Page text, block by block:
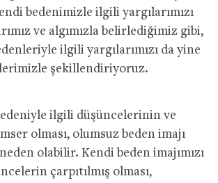
bedenimizle ilgili yargılarımızı
ve algımızla belirlediğimiz gibi,
ilgili yargılarımızı da yine
şekillendiriyoruz.
ilgili düşüncelerinin ve
olması, olumsuz beden imajı
olabilir. Kendi beden imajımızı
çarpıtılmış olması,